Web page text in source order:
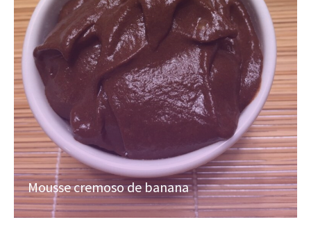
Mousse cremoso de banana